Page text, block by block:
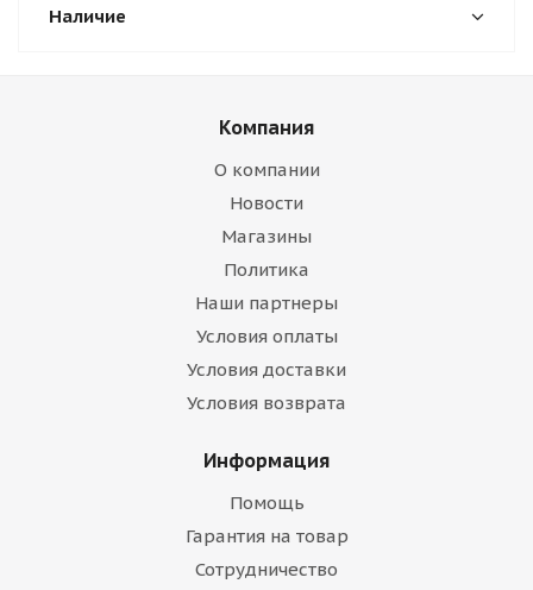
Наличие
Компания
О компании
Новости
Магазины
Политика
Наши партнеры
Условия оплаты
Условия доставки
Условия возврата
Информация
Помощь
Гарантия на товар
Сотрудничество